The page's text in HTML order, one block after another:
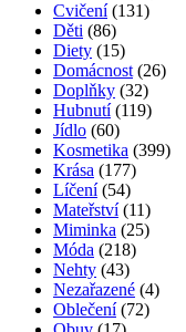
Cvičení(131)
Děti (86)
Diety (15)
Domácnost (26)
Doplňky (32)
Hubnutí(119)
Jídlo (60)
Kosmetika (399)
Krása (177)
Líčení(54)
Mateřství(11)
Miminka (25)
Móda (218)
Nehty (43)
Nezařazené (4)
Oblečení(72)